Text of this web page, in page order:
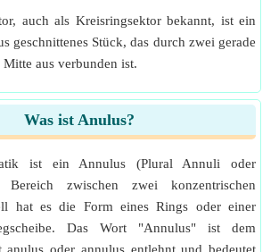
auch als Kreisringsektor bekannt, ist ein
geschnittenes Stück, das durch zwei gerade
aus verbunden ist.
Was ist Anulus?
ist ein Annulus (Plural Annuli oder
Bereich zwischen zwei konzentrischen
hat es die Form eines Rings oder einer
Das Wort "Annulus" ist dem